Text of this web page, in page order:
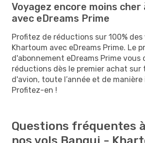
Voyagez encore moins cher
avec eDreams Prime
Profitez de réductions sur 100%
Khartoum avec eDreams Prime. Le
d'abonnement eDreams Prime vous
réductions dès le premier achat sur
d'avion, toute l’année et de
Profitez-en !
Questions fréquentes